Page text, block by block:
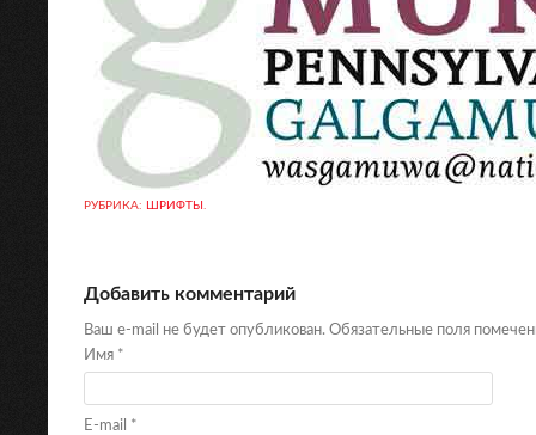
РУБРИКА: ШРИФТЫ
Добавить комментарий
Ваш e-mail не будет опубликован. Обязательные поля
Имя *
E-mail *